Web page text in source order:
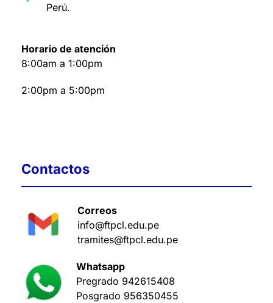
Perú.
Horario de atención
8:00am a 1:00pm
2:00pm a 5:00pm
Contactos
Correos
info@ftpcl.edu.pe
tramites@ftpcl.edu.pe
Whatsapp
Pregrado 942615408
Posgrado 956350455